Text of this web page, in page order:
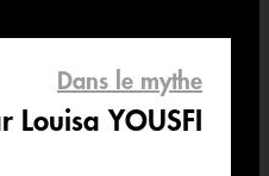
Dans le mythe
Louisa YOUSFI